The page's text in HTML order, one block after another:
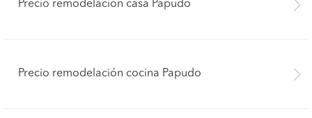
Precio remodelación casa Papudo
Precio remodelación cocina Papudo